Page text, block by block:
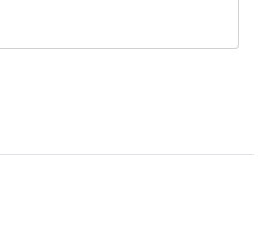
Mittel in
rasant aufgebraucht.